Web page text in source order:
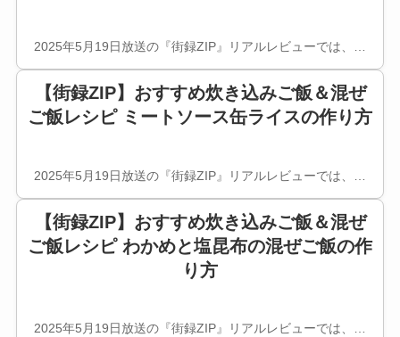
2025年5月19日放送の『街録ZIP』リアルレビューでは、…
【街録ZIP】おすすめ炊き込みご飯＆混ぜ
ご飯レシピ ミートソース缶ライスの作り方
2025年5月19日放送の『街録ZIP』リアルレビューでは、…
【街録ZIP】おすすめ炊き込みご飯＆混ぜ
ご飯レシピ わかめと塩昆布の混ぜご飯の作
り方
2025年5月19日放送の『街録ZIP』リアルレビューでは、…